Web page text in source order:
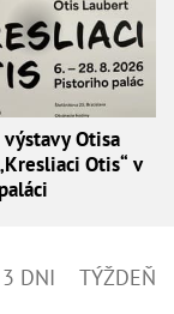
Otisa
Otis“ v
3 DNI TÝŽDEŇ